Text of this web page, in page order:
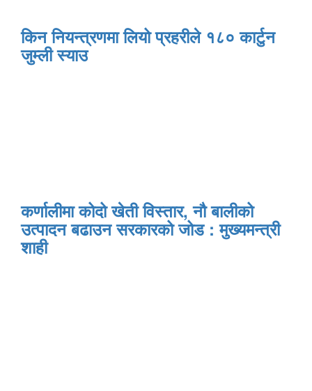
किन नियन्त्रणमा लियो प्रहरीले १८० कार्टुन
जुम्ली स्याउ
कर्णालीमा कोदो खेती विस्तार, नौ बालीको
उत्पादन बढाउन सरकारको जोड : मुख्यमन्त्री
शाही